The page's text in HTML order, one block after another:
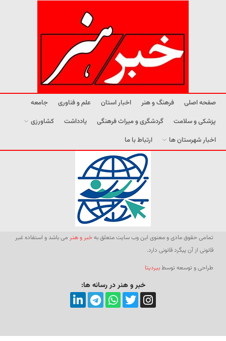
صفحه اصلی فرهنگ و هنر اخبار استان علم و فناوری
جامعه
پزشکی و سلامت
گردشگری و میراث فرهنگی یادداشت
کشاورزی
اخبار شهرستان ها
ارتباط با ما
تمامی حقوق مادی و معنوی این وب سایت متعلق بهخبر و هنر می باشد و استفاده غیر
قانونی از آن پیگرد قانونی دارد.
طراحی و توسعه توسطبیردیتا
خبر و هنر در رسانه ها: